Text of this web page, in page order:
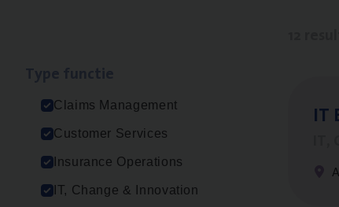
Claims Management
Customer Services
Insurance Operations
IT, Change & Innovation
IT